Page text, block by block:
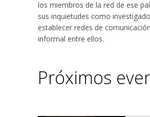
los miembros de la red de ese
sus inquietudes como
establecer redes de
informal entre ellos.
Próximos